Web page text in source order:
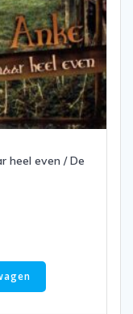
heel even / De